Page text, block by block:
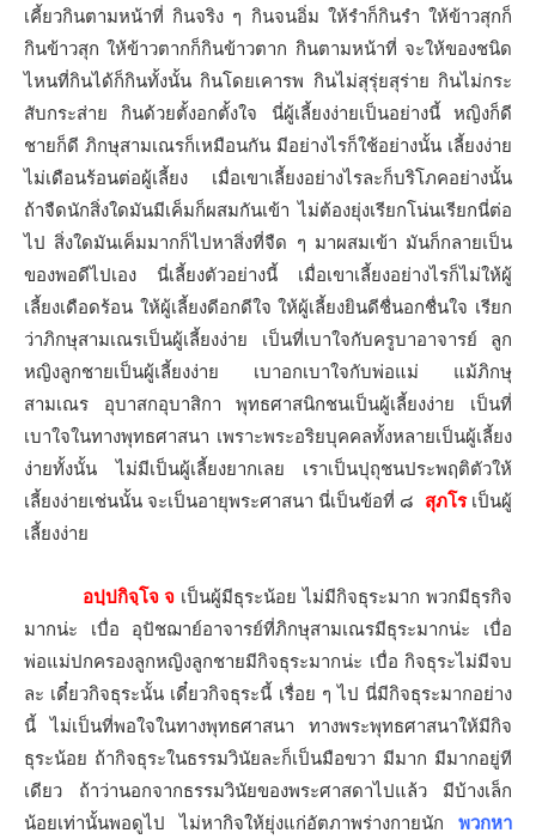
เคี้ยวกินตามหน้าที่ กินจริง ๆ กินจนอิ่ม ให้รำก็กินรำ ให้ข้าวสุกก็
กินข้าวสุก ให้ข้าวตากก็กินข้าวตาก กินตามหน้าที่ จะให้ของชนิด
ไหนที่กินได้ก็กินทั้งนั้น กินโดยเคารพ กินไม่สุรุ่ยสุร่าย กินไม่กระ
สับกระส่าย กินด้วยตั้งอกตั้งใจ นี่ผู้เลี้ยงง่ายเป็นอย่างนี้ หญิงก็ดี
ชายก็ดี ภิกษุสามเณรก็เหมือนกัน มีอย่างไรก็ใช้อย่างนั้น เลี้ยงง่าย
ไม่เดือนร้อนต่อผู้เลี้ยง เมื่อเขาเลี้ยงอย่างไรละก็บริโภคอย่างนั้น
ถ้าจืดนักสิ่งใดมันมีเค็มก็ผสมกันเข้า ไม่ต้องยุ่งเรียกโน่นเรียกนี่ต่อ
ไป สิ่งใดมันเค็มมากก็ไปหาสิ่งที่จืด ๆ มาผสมเข้า มันก็กลายเป็น
ของพอดีไปเอง นี่เลี้ยงตัวอย่างนี้ เมื่อเขาเลี้ยงอย่างไรก็ไม่ให้ผู้
เลี้ยงเดือดร้อน ให้ผู้เลี้ยงดีอกดีใจ ให้ผู้เลี้ยงยินดีชื่นอกชื่นใจ เรียก
ว่าภิกษุสามเณรเป็นผู้เลี้ยงง่าย เป็นที่เบาใจกับครูบาอาจารย์ ลูก
หญิงลูกชายเป็นผู้เลี้ยงง่าย เบาอกเบาใจกับพ่อแม่ แม้ภิกษุ
สามเณร อุบาสกอุบาสิกา พุทธศาสนิกชนเป็นผู้เลี้ยงง่าย เป็นที่
เบาใจในทางพุทธศาสนา เพราะพระอริยบุคคลทั้งหลายเป็นผู้เลี้ยง
ง่ายทั้งนั้น ไม่มีเป็นผู้เลี้ยงยากเลย เราเป็นปุถุชนประพฤติตัวให้
เลี้ยงง่ายเช่นนั้น จะเป็นอายุพระศาสนา นี่เป็นข้อที่ ๘ สุภโรเป็นผู้
เลี้ยงง่าย
อปฺปกิจฺโจ จ เป็นผู้มีธุระน้อย ไม่มีกิจธุระมาก พวกมีธุรกิจ
มากน่ะ เบื่อ อุปัชฌาย์อาจารย์ที่ภิกษุสามเณรมีธุระมากน่ะ เบื่อ
พ่อแม่ปกครองลูกหญิงลูกชายมีกิจธุระมากน่ะ เบื่อ กิจธุระไม่มีจบ
ละ เดี๋ยวกิจธุระนั้น เดี๋ยวกิจธุระนี้ เรื่อย ๆ ไป นี่มีกิจธุระมากอย่าง
นี้ ไม่เป็นที่พอใจในทางพุทธศาสนา ทางพระพุทธศาสนาให้มีกิจ
ธุระน้อย ถ้ากิจธุระในธรรมวินัยละก็เป็นมือขวา มีมาก มีมากอยู่ที
เดียว ถ้าว่านอกจากธรรมวินัยของพระศาสดาไปแล้ว มีบ้างเล็ก
น้อยเท่านั้นพอดูไป ไม่หากิจให้ยุ่งแก่อัตภาพร่างกายนัก พวกหา